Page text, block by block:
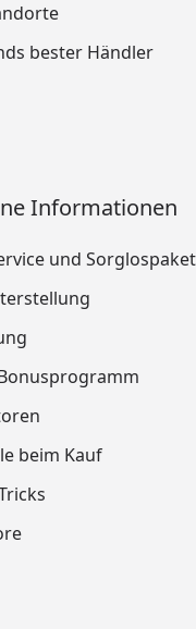
bester Händler
Informationen
und Sorglospaket
beim Kauf